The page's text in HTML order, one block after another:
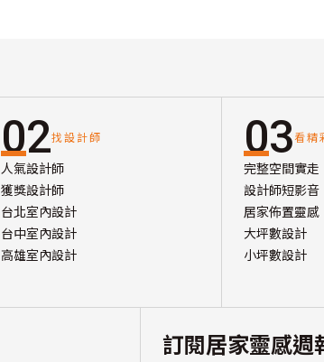
02找設計師
人氣設計師
獲獎設計師
台北室內設計
台中室內設計
高雄室內設計
03看精
完整空間實走
設計師短影音
居家佈置靈感
大坪數設計
小坪數設計
訂閱居家靈感週